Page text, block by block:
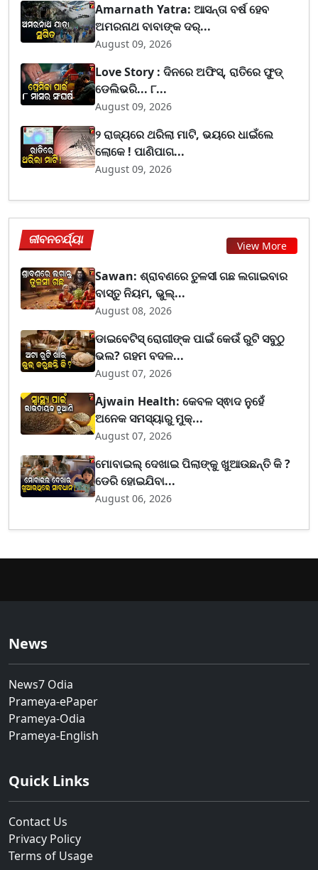
Amarnath Yatra: ଆସନ୍ତା ବର୍ଷ ହେବ
ଅମରନାଥ ବାବାଙ୍କ ଦର୍...
August 09, 2026
Love Story : ଦିନରେ ଅଫିସ୍, ରାତିରେ ଫୁଡ୍
ଡେଲିଭରି... ୮...
August 09, 2026
୨ ରାଜ୍ୟରେ ଥରିଲା ମାଟି, ଭୟରେ ଧାଇଁଲେ
ଲୋକେ ! ପାଣିପାଗ...
August 09, 2026
ଜୀବନଚର୍ଯ୍ୟା View More
Sawan: ଶ୍ରାବଣରେ ତୁଳସୀ ଗଛ ଲଗାଇବାର
ବାସ୍ତୁ ନିୟମ, ଭୁଲ୍...
August 08, 2026
ଡାଇବେଟିସ୍ ରୋଗୀଙ୍କ ପାଇଁ କେଉଁ ରୁଟି ସବୁଠୁ
ଭଲ? ଗହମ ବଦଳ...
August 07, 2026
Ajwain Health: କେବଳ ସ୍ଵାଦ ନୁହେଁ
ଅନେକ ସମସ୍ୟାରୁ ମୁକ୍...
August 07, 2026
ମୋବାଇଲ୍ ଦେଖାଇ ପିଲାଙ୍କୁ ଖୁଆଉଛନ୍ତି କି ?
ଡେରି ହୋଇଯିବା...
August 06, 2026
News
News7 Odia
Prameya-ePaper
Prameya-Odia
Prameya-English
Quick Links
Contact Us
Privacy Policy
Terms of Usage